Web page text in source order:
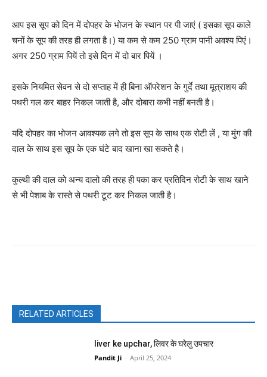
आप इस सूप को दिन में दोपहर के भोजन के स्थान पर पी जाएं ( इसका सूप काले
चनों के सूप की तरह ही लगता है।) या कम से कम 250 ग्राम पानी अवश्य पिएं।
अगर 250 ग्राम पियें तो इसे दिन में दो बार पियें ।
इसके नियमित सेवन से दो सप्ताह में ही बिना ऑपरेशन के गुर्दे तथा मूत्राशय की
पथरी गल कर बाहर निकल जाती है, और दोबारा कभी नहीं बनती है।
यदि दोपहर का भोजन आवश्यक लगे तो इस सूप के साथ एक रोटी लें , या मुंग की
दाल के साथ इस सूप के एक घंटे बाद खाना खा सकते है।
कुल्थी की दाल को अन्य दालो की तरह ही पका कर प्रतिदिन रोटी के साथ खाने
से भी पेशाब के रास्ते से पथरी टूट कर निकल जाती है।
RELATED ARTICLES
liver ke upchar, लिवर के घरेलु उपचार
Pandit Ji - April 25, 2024